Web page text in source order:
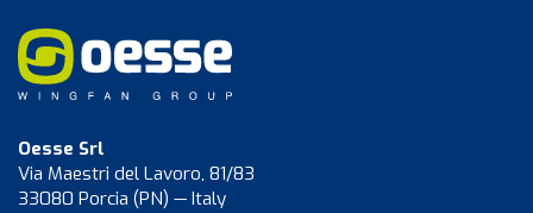
Oesse Srl
Via Maestri del Lavoro, 81/83
33080 Porcia (PN) — Italy